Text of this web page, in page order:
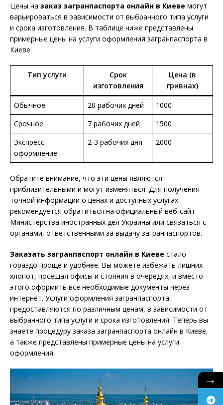
Цены на заказ загранпаспорта онлайн в Киеве могут
варьироваться в зависимости от выбранного типа услуги
и срока изготовления. В таблице ниже представлены
примерные цены на услуги оформления загранпаспорта в
Киеве:
Тип услуги
Срок
изготовления
Цена (в
гривнах)
Обычное 20 рабочих дней
1000
Срочное
7 рабочих дней
1500
Экспресс-
оформление
2-3 рабочих дня 2000
Обратите внимание, что эти цены являются
приблизительными и могут изменяться. Для получения
точной информации о ценах и доступных услугах
рекомендуется обратиться на официальный веб-сайт
Министерства иностранных дел Украины или связаться с
органами, ответственными за выдачу загранпаспортов.
Заказать загранпаспорт онлайн в Киеве стало
гораздо проще и удобнее. Вы можете избежать лишних
хлопот, посещая офисы и стояния в очередях, и вместо
этого оформить все необходимые документы через
интернет. Услуги оформления загранпаспорта
предоставляются по различным ценам, в зависимости от
выбранного типа услуги и срока изготовления. Теперь вы
знаете процедуру заказа загранпаспорта онлайн в Киеве,
а также представлены примерные цены на услуги
оформления.
→